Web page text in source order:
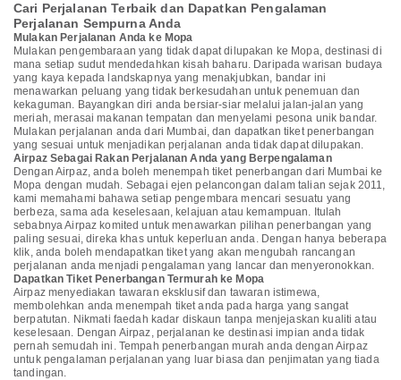
Cari Perjalanan Terbaik dan Dapatkan Pengalaman
Perjalanan Sempurna Anda
Mulakan Perjalanan Anda ke Mopa
Mulakan pengembaraan yang tidak dapat dilupakan ke Mopa, destinasi di
mana setiap sudut mendedahkan kisah baharu. Daripada warisan budaya
yang kaya kepada landskapnya yang menakjubkan, bandar ini
menawarkan peluang yang tidak berkesudahan untuk penemuan dan
kekaguman. Bayangkan diri anda bersiar-siar melalui jalan-jalan yang
meriah, merasai makanan tempatan dan menyelami pesona unik bandar.
Mulakan perjalanan anda dari Mumbai, dan dapatkan tiket penerbangan
yang sesuai untuk menjadikan perjalanan anda tidak dapat dilupakan.
Airpaz Sebagai Rakan Perjalanan Anda yang Berpengalaman
Dengan Airpaz, anda boleh menempah tiket penerbangan dari Mumbai ke
Mopa dengan mudah. Sebagai ejen pelancongan dalam talian sejak 2011,
kami memahami bahawa setiap pengembara mencari sesuatu yang
berbeza, sama ada keselesaan, kelajuan atau kemampuan. Itulah
sebabnya Airpaz komited untuk menawarkan pilihan penerbangan yang
paling sesuai, direka khas untuk keperluan anda. Dengan hanya beberapa
klik, anda boleh mendapatkan tiket yang akan mengubah rancangan
perjalanan anda menjadi pengalaman yang lancar dan menyeronokkan.
Dapatkan Tiket Penerbangan Termurah ke Mopa
Airpaz menyediakan tawaran eksklusif dan tawaran istimewa,
membolehkan anda menempah tiket anda pada harga yang sangat
berpatutan. Nikmati faedah kadar diskaun tanpa menjejaskan kualiti atau
keselesaan. Dengan Airpaz, perjalanan ke destinasi impian anda tidak
pernah semudah ini. Tempah penerbangan murah anda dengan Airpaz
untuk pengalaman perjalanan yang luar biasa dan penjimatan yang tiada
tandingan.